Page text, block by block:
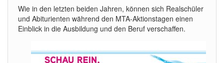
Wie in den letzten beiden Jahren, können sich Realschüler
und Abiturienten während den MTA-Aktionstagen einen
Einblick in die Ausbildung und den Beruf verschaffen.